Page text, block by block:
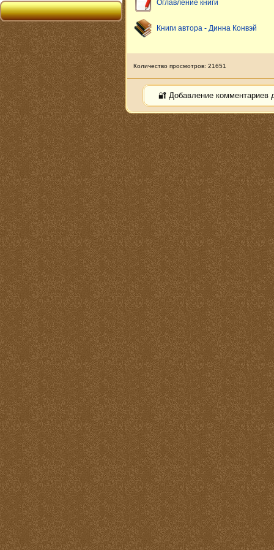
Оглавление книги
Книги автора - Динна Конвэй
Количество просмотров: 21651
🔐 Добавление комментариев